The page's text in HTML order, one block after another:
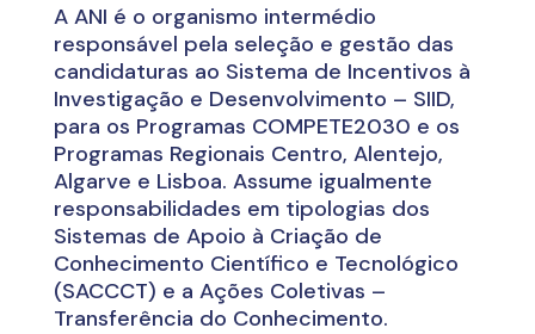
A ANI é o organismo intermédio
responsável pela seleção e gestão das
candidaturas ao Sistema de Incentivos à
Investigação e Desenvolvimento – SIID,
para os Programas COMPETE2030 e os
Programas Regionais Centro, Alentejo,
Algarve e Lisboa. Assume igualmente
responsabilidades em tipologias dos
Sistemas de Apoio à Criação de
Conhecimento Científico e Tecnológico
(SACCCT) e a Ações Coletivas –
Transferência do Conhecimento.